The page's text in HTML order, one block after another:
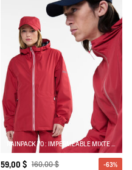
RAINPACK 70 : IMPERMÉABLE MIXTE COUPE-VENT MTD , COURT ET PLIABLE
59,00 $ 160,00 $ -63%